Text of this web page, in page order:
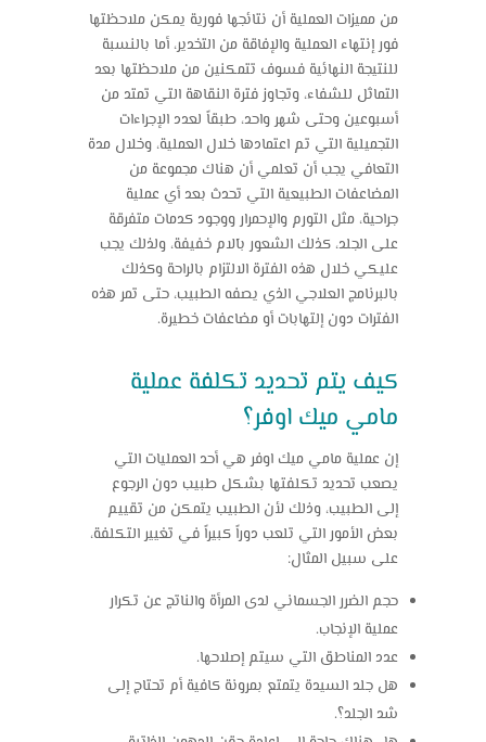
من مميزات العملية أن نتائجها فورية يمكن ملاحظتها
فور إنتهاء العملية والإفاقة من التخدير، أما بالنسبة
للنتيجة النهائية فسوف تتمكنين من ملاحظتها بعد
التماثل للشفاء، وتجاوز فترة النقاهة التي تمتد من
أسبوعين وحتى شهر واحد، طبقاً لعدد الإجراءات
التجميلية التي تم اعتمادها خلال العملية، وخلال مدة
التعافي يجب أن تعلمي أن هناك مجموعة من
المضاعفات الطبيعية التي تحدث بعد أي عملية
جراحية، مثل التورم والإحمرار ووجود كدمات متفرقة
على الجلد، كذلك الشعور بآلام خفيفة، ولذلك يجب
عليكي خلال هذه الفترة الالتزام بالراحة وكذلك
بالبرنامج العلاجي الذي يصفه الطبيب، حتى تمر هذه
الفترات دون إلتهابات أو مضاعفات خطيرة.
كيف يتم تحديد تكلفة عملية
مامي ميك اوفر؟
إن عملية مامي ميك اوفرهي أحد العمليات التي
يصعب تحديد تكلفتها بشكل طبيب دون الرجوع
إلى الطبيب، وذلك لأن الطبيب يتمكن من تقييم
بعض الأمور التي تلعب دوراً كبيراً في تغيير التكلفة،
على سبيل المثال:
حجم الضرر الجسماني لدى المرأة والناتج عن تكرار
عملية الإنجاب.
عدد المناطق التي سيتم إصلاحها.
هل جلد السيدة يتمتع بمرونة كافية أم تحتاج إلى
شد الجلد؟.